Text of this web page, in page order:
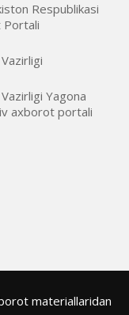
Respublikasi
Portali
Yagona
axborot portali
materiallaridan